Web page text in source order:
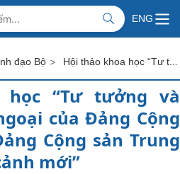
NAM
AFFAIRS
ENG
đạo Bộ > Hội thảo khoa học “Tư tưởng và chính sách đối ngoại của Đảng Cộng sản Việt Nam, Đảng Cộng sản Trung Quốc trong bối cảnh mới”
“Tư tưởng và
của Đảng Cộng
Cộng sản Trung
mới”